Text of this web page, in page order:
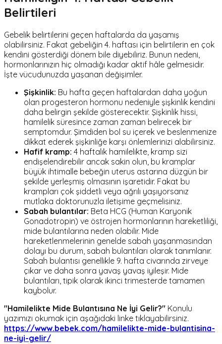
Belirtileri
Gebelik belirtilerini geçen haftalarda da yaşamış
olabilirsiniz. Fakat gebeliğin 4. haftası için belirtilerin en çok
kendini gösterdiği dönem bile diyebiliriz. Bunun nedeni,
hormonlarınızın hiç olmadığı kadar aktif hâle gelmesidir.
İşte vücudunuzda yaşanan değişimler.
Şişkinlik: Bu hafta geçen haftalardan daha yoğun
olan progesteron hormonu nedeniyle şişkinlik kendini
daha belirgin şekilde gösterecektir. Şişkinlik hissi,
hamilelik süresince zaman zaman belirecek bir
semptomdur. Şimdiden bol su içerek ve beslenmenize
dikkat ederek şişkinliğe karşı önlemlerinizi alabilirsiniz.
Hafif kramp: 4 haftalık hamilelikte, kramp sizi
endişelendirebilir ancak sakin olun, bu kramplar
büyük ihtimalle bebeğin uterus astarına düzgün bir
şekilde yerleşmiş olmasının işaretidir. Fakat bu
krampları çok şiddetli veya ağrılı yaşıyorsanız
mutlaka doktorunuzla iletişime geçmelisiniz.
Sabah bulantılar: Beta HCG (Human Karyonik
Gonadotropin) ve östrojen hormonlarının hareketliliği,
mide bulantılarına neden olabilir. Mide
hareketlenmelerinin genelde sabah yaşanmasından
dolayı bu durum, sabah bulantıları olarak tanımlanır.
Sabah bulantısı genellikle 9. hafta civarında zirveye
çıkar ve daha sonra yavaş yavaş iyileşir. Mide
bulantıları, tipik olarak ikinci trimesterde tamamen
kaybolur.
"Hamilelikte Mide Bulantısına Ne İyi Gelir?" Konulu
yazımızı okumak için aşağıdaki linke tıklayabilirsiniz.
https://www.bebek.com/hamilelikte-mide-bulantisina-
ne-iyi-gelir/